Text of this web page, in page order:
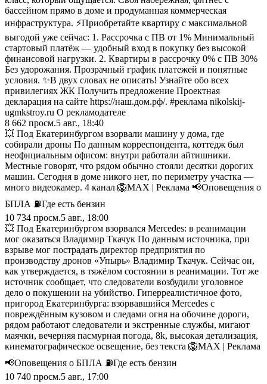
бассейном прямо в доме и продуманная коммерческая
инфраструктура. ⚡Приобретайте квартиру с максимальной
выгодой уже сейчас: 1. Рассрочка с ПВ от 1% Минимальный
стартовый платёж — удобный вход в покупку без высокой
финансовой нагрузки. 2. Квартиры в рассрочку 0% с ПВ 30%
Без удорожания. Прозрачный график платежей и понятные
условия. ✨В двух словах не описать! Узнайте обо всех
привилегиях ЖК Получить предложение Проектная
декларация на сайте https://наш.дом.рф/. #реклама nikolskij-
ugmkstroy.ru О рекламодателе
8 662 просм.5 авг., 18:40
💥 Под Екатеринбургом взорвали машину у дома, где
собирали дроны По данным корреспондента, коттедж был
неофициальным офисом: внутри работали айтишники.
Местные говорят, что рядом обычно стояли десятки дорогих
машин. Сегодня в доме никого нет, по периметру участка —
много видеокамер. 4 канал 🦁MAX | Реклама 📢Оповещения о
БПЛА ⛽️Где есть бензин
10 734 просм.5 авг., 18:00
💥 Под Екатеринбургом взорвался Mercedes: в реанимации
мог оказаться Владимир Ткачук По данным источника, при
взрыве мог пострадать директор предприятия по
производству дронов «Упырь» Владимир Ткачук. Сейчас он,
как утверждается, в тяжёлом состоянии в реанимации. Тот же
источник сообщает, что следователи возбудили уголовное
дело о покушении на убийство. Гиперреалистичное фото,
пригород Екатеринбурга: взорвавшийся Mercedes с
повреждённым кузовом и следами огня на обочине дороги,
рядом работают следователи и экстренные службы, мигают
маячки, вечерняя пасмурная погода, 8k, высокая детализация,
кинематографическое освещение, без текста 🦁MAX | Реклама
📢Оповещения о БПЛА ⛽️Где есть бензин
10 740 просм.5 авг., 17:00